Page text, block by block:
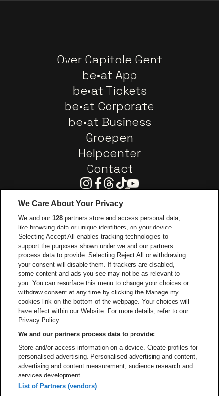
Over Capitole Gent
be•at App
be•at Tickets
be•at Corporate
be•at Business
Groepen
Helpcenter
Contact
Instagram
Facebook
Threads
TiktokYoutube
Ga naar de website van Europcar
Ga naar de
Ga naar de website van Coca-Cola
Ga naar de website van
Ga naar
Ga naar de website van Champagne
Ga naar de website
Ga naar de website van Het logo van
Ga naar de website
Ga naar de
Ga naar
Capitole Gent is een deel van be•at
Capitole Gent
Be-At Venues
Schijnpoortweg 119, 2170 Antwerpen
BTW (BE) 0461.051.688 - RPR Antwerpen
BNP Paribas Fortis - IBAN: BE93 2200 4925 0067 - BIC:
GEBABEBB
We Care About Your Privacy
We and our128 partners store and access personal data,
like browsing data or unique identifiers, on your device.
Selecting Accept All enables tracking technologies to
support the purposes shown under we and our partners
process data to provide. Selecting Reject All or withdrawing
your consent will disable them. If trackers are disabled,
some content and ads you see may not be as relevant to
you. You can resurface this menu to change your choices or
withdraw consent at any time by clicking the Manage my
cookies link on the bottom of the webpage. Your choices will
have effect within our Website. For more details, refer to our
Privacy Policy.
We and our partners process data to provide:
Store and/or access information on a device. Create profiles for
personalised advertising. Personalised advertising and content,
advertising and content measurement, audience research and
services development.
List of Partners (vendors)